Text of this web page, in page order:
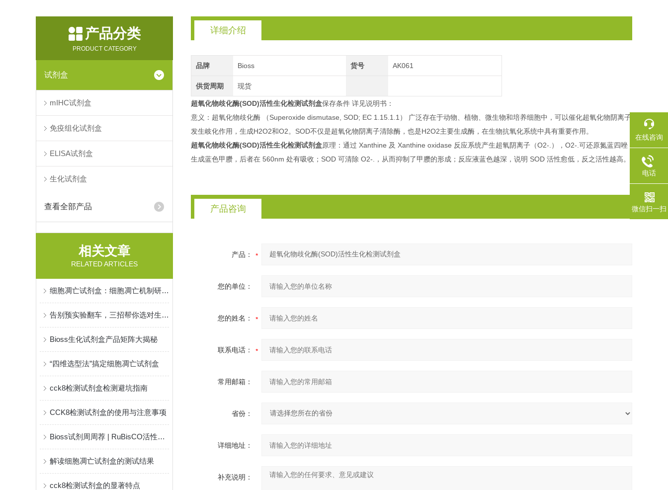
产品分类
PRODUCT CATEGORY
试剂盒
mIHC试剂盒
免疫组化试剂盒
ELISA试剂盒
生化试剂盒
查看全部产品
相关文章
RELATED ARTICLES
细胞凋亡试剂盒：细胞凋亡机制研究的实用工具
告别预实验翻车，三招帮你选对生化试剂盒
Bioss生化试剂盒产品矩阵大揭秘
“四维选型法”搞定细胞凋亡试剂盒
cck8检测试剂盒检测避坑指南
CCK8检测试剂盒的使用与注意事项
Bioss试剂周周荐 | RuBisCO活性检测试剂盒
解读细胞凋亡试剂盒的测试结果
cck8检测试剂盒的显著特点
详细介绍
品牌 Bioss 货号 AK061
供货周期 现货
超氧化物歧化酶(SOD)活性生化检测试剂盒保存条件 详见说明书：
意义：超氧化物歧化酶 （Superoxide dismutase, SOD; EC 1.15.1.1） 广泛存在于动物、植物、微生物和培养细胞中，可以催化超氧化物阴离子
发生岐化作用，生成H2O2和O2。SOD不仅是超氧化物阴离子清除酶，也是H2O2主要生成酶，在生物抗氧化系统中具有重要作用。
超氧化物歧化酶(SOD)活性生化检测试剂盒原理：通过 Xanthine 及 Xanthine oxidase 反应系统产生超氧阴离子（O2-.），O2-.可还原氮蓝四唑
生成蓝色甲臜，后者在 560nm 处有吸收；SOD 可清除 O2-.，从而抑制了甲臜的形成；反应液蓝色越深，说明 SOD 活性愈低，反之活性越高。
产品咨询
产品：
您的单位：
您的姓名：
联系电话：
常用邮箱：
省份：
详细地址：
补充说明：
在线咨询
电话
微信扫一扫